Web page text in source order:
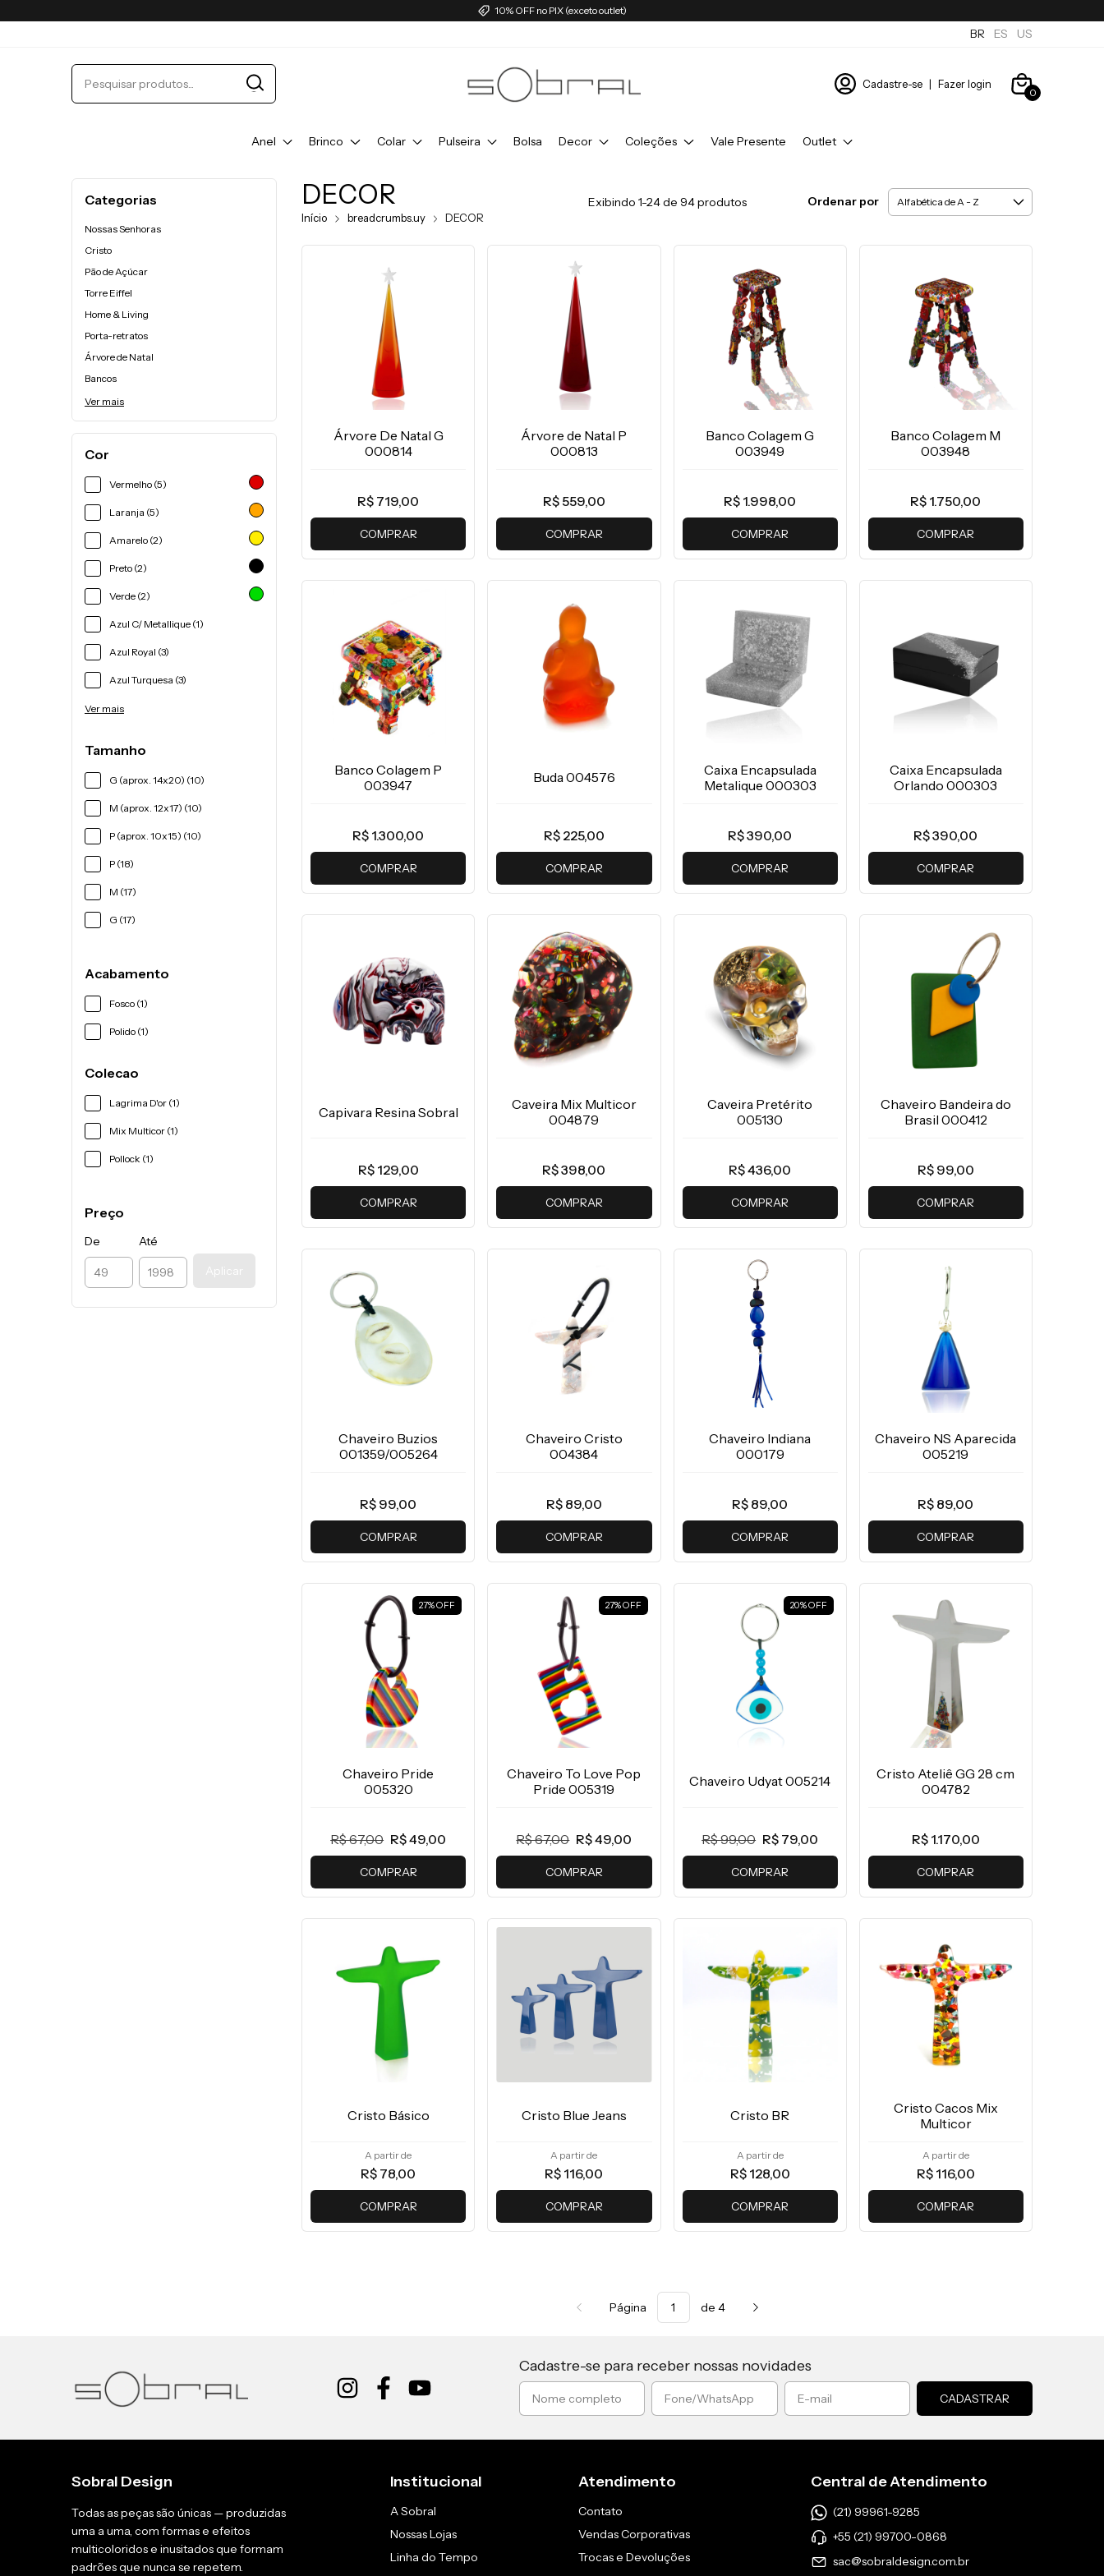
10% OFF no PIX (exceto outlet)
BR ES US
Cadastre-se | Fazer login
0
Anel Brinco Colar Pulseira Bolsa Decor Coleções Vale Presente Outlet
Categorias
Nossas Senhoras
Cristo
Pão de Açúcar
Torre Eiffel
Home & Living
Porta-retratos
Árvore de Natal
Bancos
Ver mais
Cor
Vermelho (5)
Laranja (5)
Amarelo (2)
Preto (2)
Verde (2)
Azul C/ Metallique (1)
Azul Royal (3)
Azul Turquesa (3)
Ver mais
Tamanho
G (aprox. 14x20) (10)
M (aprox. 12x17) (10)
P (aprox. 10x15) (10)
P (18)
M (17)
G (17)
Acabamento
Fosco (1)
Polido (1)
Colecao
Lagrima D'or (1)
Mix Multicor (1)
Pollock (1)
Preço
De
Até
Aplicar
DECOR
Início breadcrumbs.uy DECOR
Exibindo 1-24 de 94 produtos Ordenar por
Árvore De Natal G
000814
R$ 719,00
COMPRAR
Árvore de Natal P
000813
R$ 559,00
COMPRAR
Banco Colagem G
003949
R$ 1.998,00
COMPRAR
Banco Colagem M
003948
R$ 1.750,00
COMPRAR
Banco Colagem P
003947
R$ 1.300,00
COMPRAR
Buda 004576
R$ 225,00
COMPRAR
Caixa Encapsulada
Metalique 000303
R$ 390,00
COMPRAR
Caixa Encapsulada
Orlando 000303
R$ 390,00
COMPRAR
Capivara Resina Sobral
R$ 129,00
COMPRAR
Caveira Mix Multicor
004879
R$ 398,00
COMPRAR
Caveira Pretérito
005130
R$ 436,00
COMPRAR
Chaveiro Bandeira do
Brasil 000412
R$ 99,00
COMPRAR
Chaveiro Buzios
001359/005264
R$ 99,00
COMPRAR
Chaveiro Cristo
004384
R$ 89,00
COMPRAR
Chaveiro Indiana
000179
R$ 89,00
COMPRAR
Chaveiro NS Aparecida
005219
R$ 89,00
COMPRAR
27%OFF
Chaveiro Pride
005320
R$ 67,00 R$ 49,00
COMPRAR
27%OFF
Chaveiro To Love Pop
Pride 005319
R$ 67,00 R$ 49,00
COMPRAR
20%OFF
Chaveiro Udyat 005214
R$ 99,00 R$ 79,00
COMPRAR
Cristo Ateliê GG 28 cm
004782
R$ 1.170,00
COMPRAR
Cristo Básico
A partir de
R$ 78,00
COMPRAR
Cristo Blue Jeans
A partir de
R$ 116,00
COMPRAR
Cristo BR
A partir de
R$ 128,00
COMPRAR
Cristo Cacos Mix
Multicor
A partir de
R$ 116,00
COMPRAR
Página de 4
Cadastre-se para receber nossas novidades
Sobral Design
Todas as peças são únicas — produzidas
uma a uma, com formas e efeitos
multicoloridos e inusitados que formam
padrões que nunca se repetem.
Institucional
A Sobral
Nossas Lojas
Linha do Tempo
Atendimento
Contato
Vendas Corporativas
Trocas e Devoluções
Central de Atendimento
(21) 99961-9285
+55 (21) 99700-0868
sac@sobraldesign.com.br